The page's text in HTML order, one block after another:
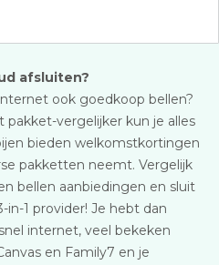
afsluiten?
ook goedkoop bellen?
vergelijker kun je alles
bieden welkomstkortingen
pakketten neemt. Vergelijk
bellen aanbiedingen en sluit
1 provider! Je hebt dan
internet, veel bekeken
en Family7 en je